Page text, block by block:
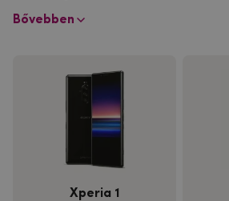
Bővebben
Xperia 1